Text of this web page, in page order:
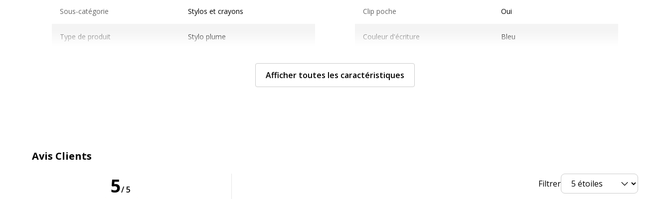
Sous-catégorie Stylos et crayons
Type de produit Stylo plume
Clip poche Oui
Couleur d'écriture Bleu
Largeur de la ligne
Fonctionnalités
Afficher toutes les caractéristiques
Avis Clients
5/5
Filtrer